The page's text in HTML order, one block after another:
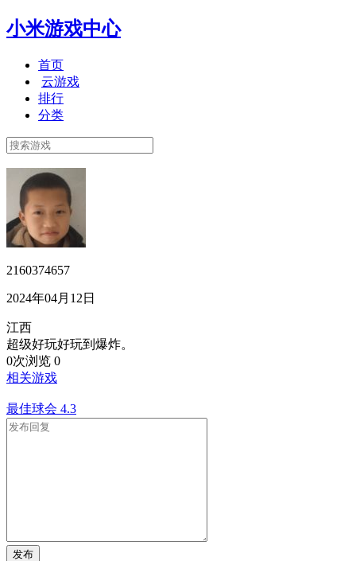
小米游戏中心
首页
云游戏
排行
分类
2160374657
2024年04月12日
江西
超级好玩好玩到爆炸。
0次浏览 0
相关游戏
最佳球会 4.3
发布